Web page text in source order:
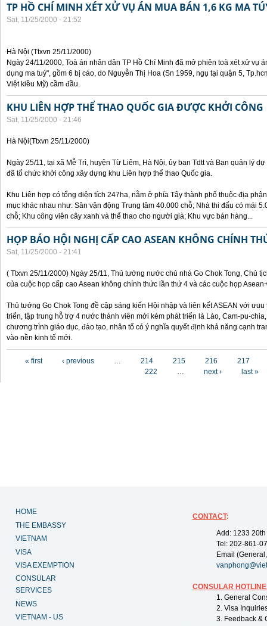
TP HỒ CHÍ MINH XÉT XỬ VỤ ÁN MUA BÁN 1,6 KG MA
Sat, 11/25/2000 - 21:52
Hà Nội (Ttxvn 25/11/2000)
Ngày 24/11/2000, Toà án nhân dân TP Hồ Chí Minh đã mở phiên toà xét xử vụ
dụng ma tuý", gồm 6 bị cáo, do Nguyễn Thị Hoa (Sn 1959, ngụ tại quận 5,
Việt kiều Mỹ) cầm đầu.
KHU LIÊN HỢP THỂ THAO QUỐC GIA ĐƯỢC KHỞI CÔNG
Sat, 11/25/2000 - 21:46
Hà Nội(Ttxvn 25/11/2000)
Ngày 25/11, tại xã Mễ Trì, huyện Từ Liêm, Hà Nội, ủy ban Tdtt và Ban quản lý
đã tổ chức khởi công xây dựng khu Liên hợp thể thao Quốc gia.
Khu Liên hợp có tổng diện tích 247ha, nằm ở phía Tây thành phố thuộc địa
mục khác nhau như: Sân vận động Trung tâm 40.000 chỗ; Nhà thi đấu có mái
chỗ; Khu công viên cây xanh và thể thao cho người già; Khu vực bán hàng...
HỌP BÁO HỘI NGHỊ CẤP CAO ASEAN KHÔNG CHÍNH
Sat, 11/25/2000 - 21:41
( Ttxvn 25/11/2000) Ngày 25/11, Thủ tướng nước chủ nhà Go Chok Tong, Chủ
của cuộc họp cấp cao Asean không chính thức lần thứ 4 và các cuộc họp
Thủ tướng Go Chok Tong đề cập sáng kiến Hội nhập và liên kết ASEAN với
triển, tập trung hỗ trợ 4 nước thành viên mới kém phát triển là Lào, Cam-pu-
chương trình giáo dục, đào tạo, nhân tố có ý nghĩa quyết định khả năng cạnh
vào nền kinh tế mới.
« first ‹ previous … 214 215 216
217
222
… next › last »
HOME
THE EMBASSY
VIETNAM
VISA
VISA EXEMPTION
CONSULAR
SERVICES
NEWS
VIETNAM - US
CONTACT:
Add: 1233
Tel: 202-861-
Email
CONSULAR
1. General
2. Visa
3. Feedback &